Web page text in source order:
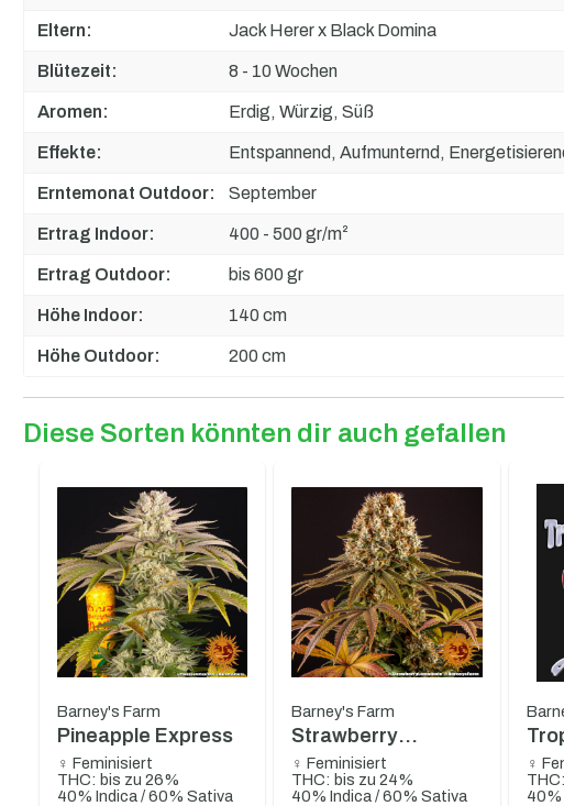
Eltern: Jack Herer x Black Domina
Blütezeit: 8 - 10 Wochen
Aromen: Erdig, Würzig, Süß
Effekte: Entspannend, Aufmunternd,
Erntemonat Outdoor: September
Ertrag Indoor: 400 - 500 gr/m²
Ertrag Outdoor: bis 600 gr
Höhe Indoor: 140 cm
Höhe Outdoor: 200 cm
Diese Sorten könnten dir auch gefallen
Barney's Farm
Pineapple Express
♀ Feminisiert
THC: bis zu 26%
40% Indica / 60% Sativa
Barney's Farm
Strawberry
Lemonade
♀ Feminisiert
THC: bis zu 24%
40% Indica / 60% Sativa
♀
40%